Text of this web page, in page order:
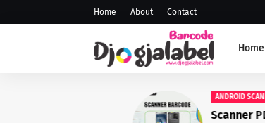
Home About Contact
Home
ANDROID SCANNER
Scanner PDT